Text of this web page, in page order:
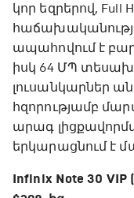
կոր եզրերով, Full
ապահովում է
իսկ 64 ՄՊ
լուսանկարներ
հզորությամբ
արագ
երկարացնում է
Infinix Note 30